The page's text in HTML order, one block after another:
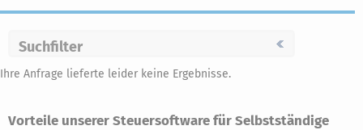
Suchfilter
Ihre Anfrage lieferte leider keine Ergebnisse.
Vorteile unserer Steuersoftware für Selbstständige